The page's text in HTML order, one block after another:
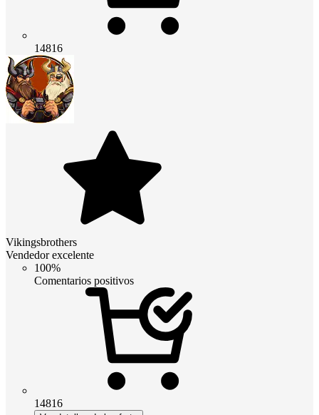
14816
Vikingsbrothers
Vendedor excelente
100%
Comentarios positivos
14816